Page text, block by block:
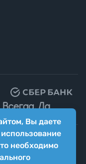
Вы даете
необходимо
Мир")